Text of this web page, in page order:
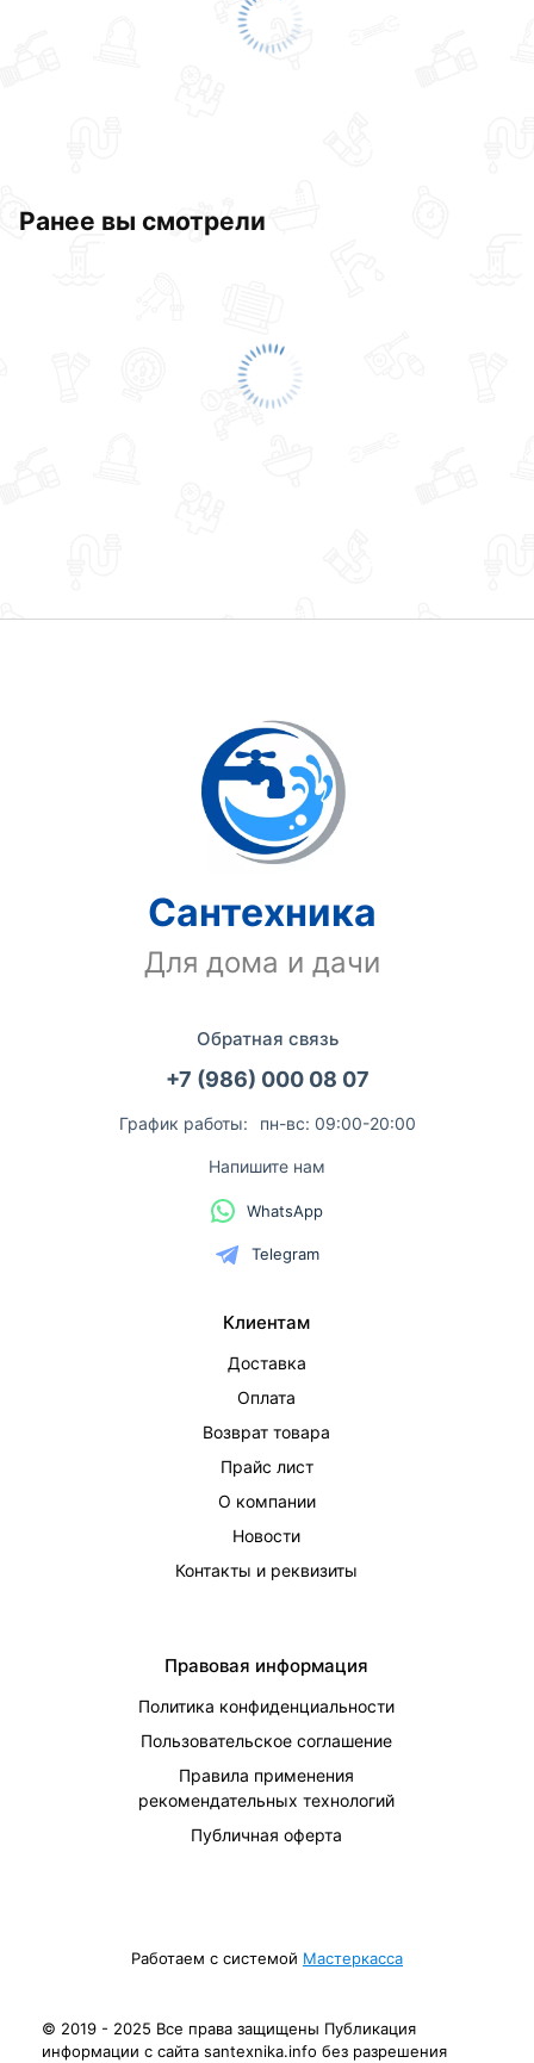
Ранее вы смотрели
Сантехника
Для дома и дачи
Обратная связь
+7 (986) 000 08 07
График работы: пн-вс: 09:00-20:00
Напишите нам
WhatsApp
Telegram
Клиентам
Доставка
Оплата
Возврат товара
Прайс лист
О компании
Новости
Контакты и реквизиты
Правовая информация
Политика конфиденциальности
Пользовательское соглашение
Правила применения
рекомендательных технологий
Публичная оферта
Работаем с системой Мастеркасса
© 2019 - 2025 Все права защищены Публикация
информации с сайта santexnika.info без разрешения